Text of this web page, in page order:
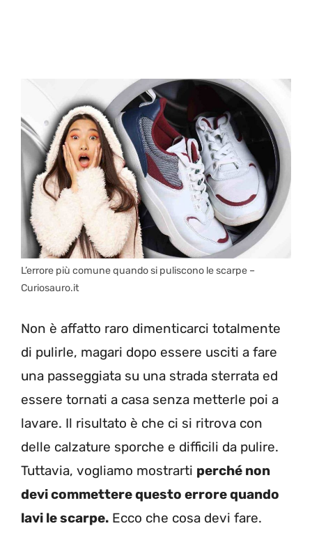
L’errore più comune quando si puliscono le scarpe –
Curiosauro.it
Non è affatto raro dimenticarci totalmente
di pulirle, magari dopo essere usciti a fare
una passeggiata su una strada sterrata ed
essere tornati a casa senza metterle poi a
lavare. Il risultato è che ci si ritrova con
delle calzature sporche e difficili da pulire.
Tuttavia, vogliamo mostrarti perché non
devi commettere questo errore quando
lavi le scarpe. Ecco che cosa devi fare.